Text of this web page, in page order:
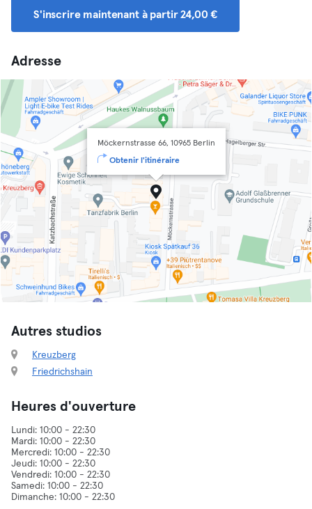
S'inscrire maintenant à partir 24,00 €
Adresse
Möckernstrasse 66, 10965 Berlin
Obtenir l'itinéraire
Autres studios
Kreuzberg
Friedrichshain
Heures d'ouverture
Lundi: 10:00 - 22:30
Mardi: 10:00 - 22:30
Mercredi: 10:00 - 22:30
Jeudi: 10:00 - 22:30
Vendredi: 10:00 - 22:30
Samedi: 10:00 - 22:30